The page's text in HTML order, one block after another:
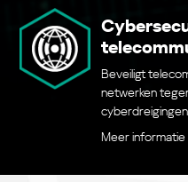
Beveiligt
netwerken
cyberdreigingen
Meer informatie